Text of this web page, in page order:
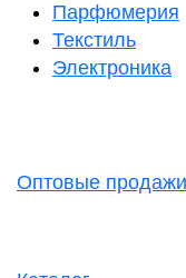
Парфюмерия
Текстиль
Электроника
Оптовые продажи